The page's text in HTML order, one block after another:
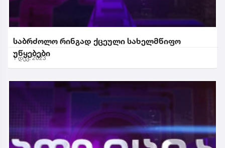
საბრძოლო რინგად ქცეული სახელმწიფო
უწყებები
1 დეკ. 2023